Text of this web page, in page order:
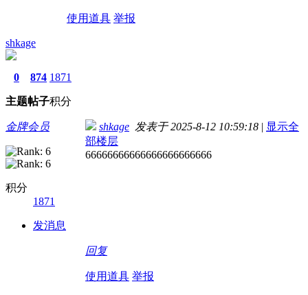
使用道具 举报
shkage
0
主题
874
帖子
1871
积分
金牌会员
积分
1871
发消息
shkage 发表于 2025-8-12 10:59:18 | 显示全
部楼层
66666666666666666666666
回复
使用道具 举报